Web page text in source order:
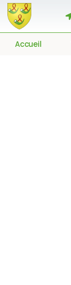
Accueil